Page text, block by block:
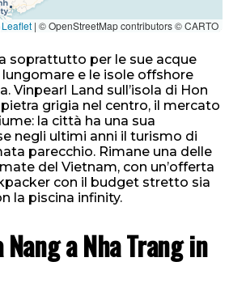
Leaflet | © OpenStreetMap contributors © CARTO
soprattutto per le sue acque
e le isole offshore
Vinpearl Land sull’isola di Hon
grigia nel centro, il mercato
la città ha una sua
negli ultimi anni il turismo di
parecchio. Rimane una delle
del Vietnam, con un’offerta
con il budget stretto sia
la piscina infinity.
a Nha Trang in